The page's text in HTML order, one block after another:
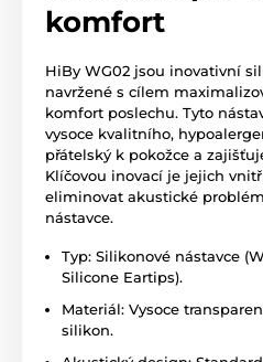
komfort
HiBy WG02 jsou inovativní
navržené s cílem
komfort poslechu. Tyto
vysoce kvalitního,
přátelský k pokožce a
Klíčovou inovací je jejich
eliminovat akustické
nástavce.
Typ: Silikonové nástavce
Silicone Eartips).
Materiál: Vysoce
silikon.